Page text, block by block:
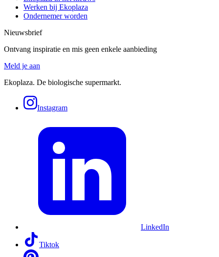
Werken bij Ekoplaza
Ondernemer worden
Nieuwsbrief
Ontvang inspiratie en mis geen enkele aanbieding
Meld je aan
Ekoplaza. De biologische supermarkt.
Instagram
LinkedIn
Tiktok